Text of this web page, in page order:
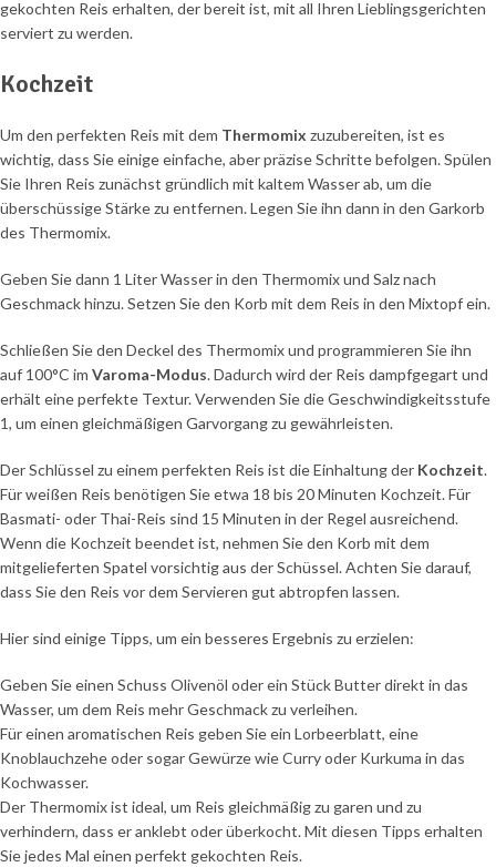
gekochten Reis erhalten, der bereit ist, mit all Ihren Lieblingsgerichten
serviert zu werden.
Kochzeit
Um den perfekten Reis mit dem Thermomix zuzubereiten, ist es
wichtig, dass Sie einige einfache, aber präzise Schritte befolgen. Spülen
Sie Ihren Reis zunächst gründlich mit kaltem Wasser ab, um die
überschüssige Stärke zu entfernen. Legen Sie ihn dann in den Garkorb
des Thermomix.
Geben Sie dann 1 Liter Wasser in den Thermomix und Salz nach
Geschmack hinzu. Setzen Sie den Korb mit dem Reis in den Mixtopf ein.
Schließen Sie den Deckel des Thermomix und programmieren Sie ihn
auf 100°C im Varoma-Modus. Dadurch wird der Reis dampfgegart und
erhält eine perfekte Textur. Verwenden Sie die Geschwindigkeitsstufe
1, um einen gleichmäßigen Garvorgang zu gewährleisten.
Der Schlüssel zu einem perfekten Reis ist die Einhaltung der Kochzeit.
Für weißen Reis benötigen Sie etwa 18 bis 20 Minuten Kochzeit. Für
Basmati- oder Thai-Reis sind 15 Minuten in der Regel ausreichend.
Wenn die Kochzeit beendet ist, nehmen Sie den Korb mit dem
mitgelieferten Spatel vorsichtig aus der Schüssel. Achten Sie darauf,
dass Sie den Reis vor dem Servieren gut abtropfen lassen.
Hier sind einige Tipps, um ein besseres Ergebnis zu erzielen:
Geben Sie einen Schuss Olivenöl oder ein Stück Butter direkt in das
Wasser, um dem Reis mehr Geschmack zu verleihen.
Für einen aromatischen Reis geben Sie ein Lorbeerblatt, eine
Knoblauchzehe oder sogar Gewürze wie Curry oder Kurkuma in das
Kochwasser.
Der Thermomix ist ideal, um Reis gleichmäßig zu garen und zu
verhindern, dass er anklebt oder überkocht. Mit diesen Tipps erhalten
Sie jedes Mal einen perfekt gekochten Reis.